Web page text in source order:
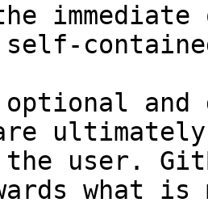
and
the user.
what